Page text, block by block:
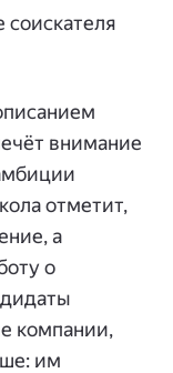
внимание
отметит,
а
о
компании,
им